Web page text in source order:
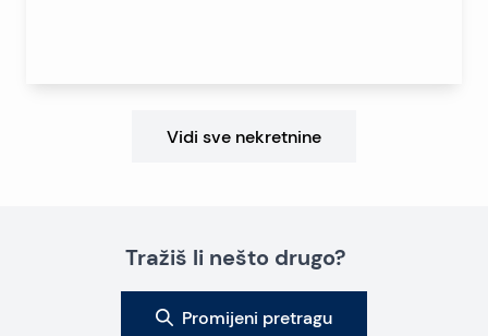
Vidi sve nekretnine
Tražiš li nešto drugo?
Promijeni pretragu